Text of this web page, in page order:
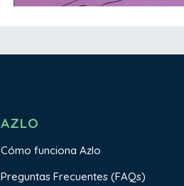
AZLO
Cómo funciona Azlo
Preguntas Frecuentes (FAQs)